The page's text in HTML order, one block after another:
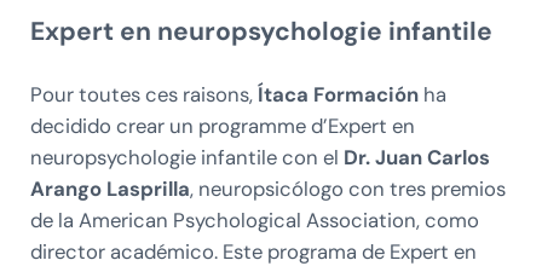
Expert en neuropsychologie infantile
Pour toutes ces raisons,Ítaca Formaciónha
decidido crear un programme d’Expert en
neuropsychologie infantile con el Dr. Juan Carlos
Arango Lasprilla, neuropsicólogo con tres premios
de la American Psychological Association, como
director académico. Este programa de Expert en